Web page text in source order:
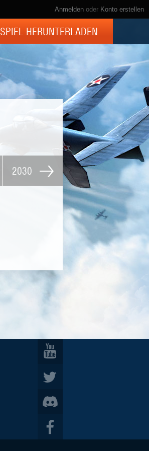
Anmelden oder Konto erstellen
SPIEL HERUNTERLADEN
2030